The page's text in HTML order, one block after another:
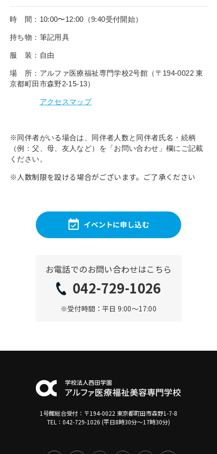
時 間：10:00〜12:00（9:40受付開始）
持ち物：筆記用具
服 装：自由
場 所：アルファ医療福祉専門学校2号館（〒194-0022 東
京都町田市森野2-15-13）
アクセスマップ
※同伴者がいる場合は、同伴者人数と同伴者氏名・続柄
（例：父、母、友人など）を「お問い合わせ」欄にご記載
ください。
※人数制限を設ける場合がございます。ご了承ください
イベントに申し込む
お電話でのお問い合わせはこちら
042-729-1026
※受付時間：平日 9:00〜17:00
1号館総合受付：〒194-0022 東京都町田市森野1-7-8
TEL：042-729-1026 (平日8時30分〜17時30分)